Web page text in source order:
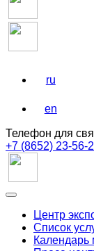
ru
en
Телефон для
+7 (8652) 23-56-
Центр
Список
Календарь